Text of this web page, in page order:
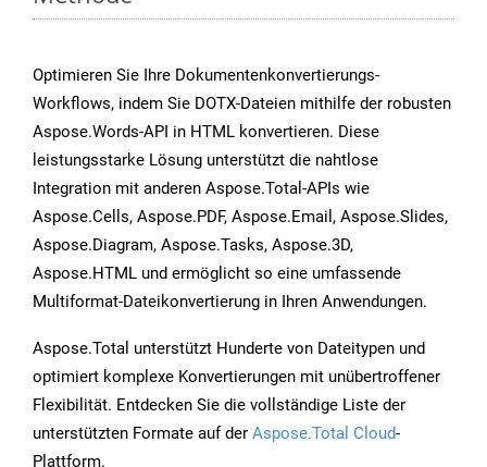
Optimieren Sie Ihre Dokumentenkonvertierungs-
Workflows, indem Sie DOTX-Dateien mithilfe der robusten
Aspose.Words-API in HTML konvertieren. Diese
leistungsstarke Lösung unterstützt die nahtlose
Integration mit anderen Aspose.Total-APIs wie
Aspose.Cells, Aspose.PDF, Aspose.Email, Aspose.Slides,
Aspose.Diagram, Aspose.Tasks, Aspose.3D,
Aspose.HTML und ermöglicht so eine umfassende
Multiformat-Dateikonvertierung in Ihren Anwendungen.
Aspose.Total unterstützt Hunderte von Dateitypen und
optimiert komplexe Konvertierungen mit unübertroffener
Flexibilität. Entdecken Sie die vollständige Liste der
unterstützten Formate auf der Aspose.Total Cloud-
Plattform.